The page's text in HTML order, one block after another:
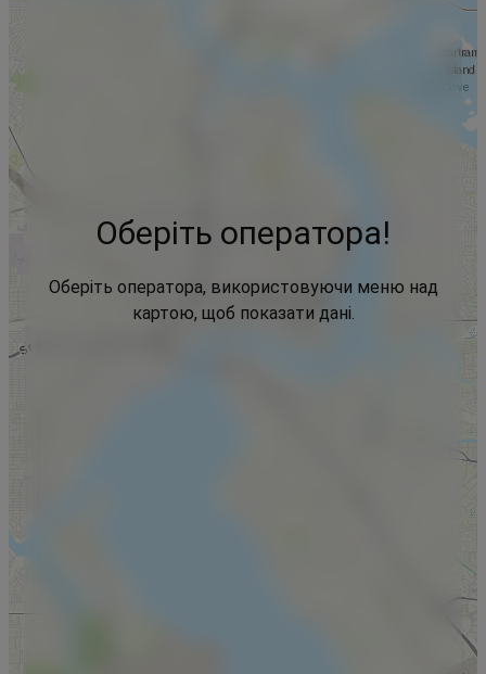
Оберіть оператора!
Оберіть оператора, використовуючи меню над
картою, щоб показати дані.